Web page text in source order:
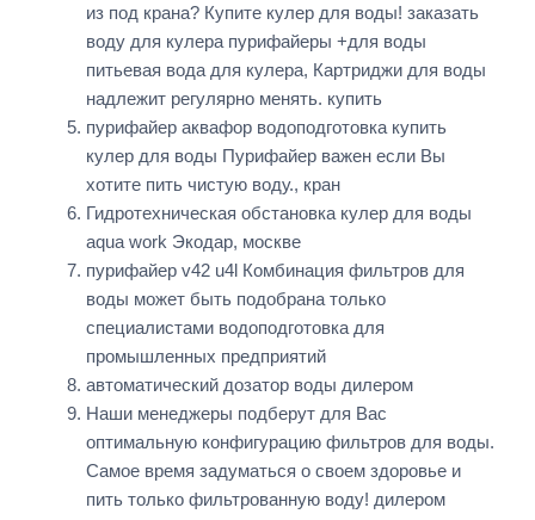
из под крана? Купите кулер для воды! заказать
воду для кулера пурифайеры +для воды
питьевая вода для кулера, Картриджи для воды
надлежит регулярно менять. купить
пурифайер аквафор водоподготовка купить
кулер для воды Пурифайер важен если Вы
хотите пить чистую воду., кран
Гидротехническая обстановка кулер для воды
aqua work Экодар, москве
пурифайер v42 u4l Комбинация фильтров для
воды может быть подобрана только
специалистами водоподготовка для
промышленных предприятий
автоматический дозатор воды дилером
Наши менеджеры подберут для Вас
оптимальную конфигурацию фильтров для воды.
Самое время задуматься о своем здоровье и
пить только фильтрованную воду! дилером